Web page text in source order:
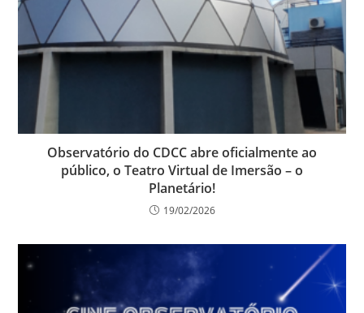
Observatório do CDCC abre oficialmente ao
público, o Teatro Virtual de Imersão – o
Planetário!
19/02/2026